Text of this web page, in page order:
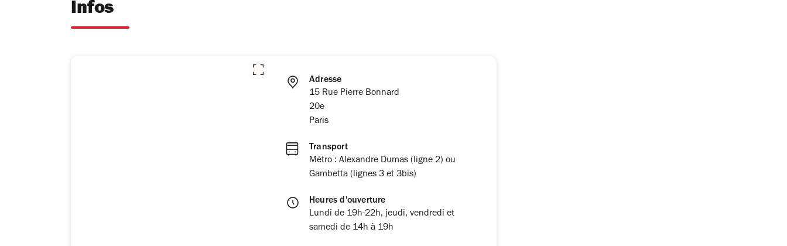
Infos
Adresse
15 Rue Pierre Bonnard
20e
Paris
Transport
Métro : Alexandre Dumas (ligne 2) ou
Gambetta (lignes 3 et 3bis)
Heures d'ouverture
Lundi de 19h-22h, jeudi, vendredi et
samedi de 14h à 19h